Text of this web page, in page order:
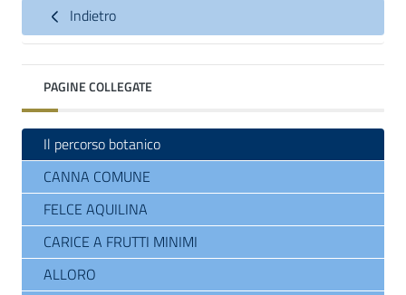
Indietro
PAGINE COLLEGATE
Il percorso botanico
CANNA COMUNE
FELCE AQUILINA
CARICE A FRUTTI MINIMI
ALLORO